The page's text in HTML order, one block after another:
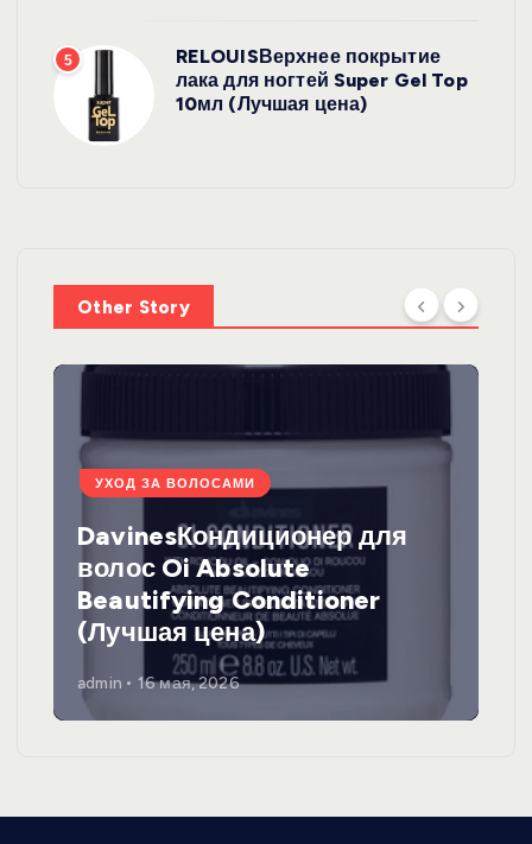
5
RELOUISВерхнее покрытие
лака для ногтей Super Gel Top
10мл (Лучшая цена)
Other Story
УХОД ЗА ВОЛОСАМИ
DavinesКондиционер для
волос Oi Absolute
Beautifying Conditioner
(Лучшая цена)
admin 16 мая, 2026